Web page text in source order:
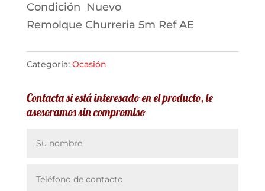
Condición Nuevo
Remolque Churreria 5m Ref AE
Categoría: Ocasión
Contacta si está interesado en el producto, le
asesoramos sin compromiso